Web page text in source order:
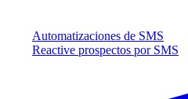
Automatizaciones de SMS
Reactive prospectos por SMS